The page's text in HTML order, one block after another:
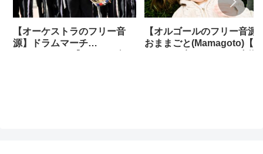
【オーケストラのフリー音
源】ドラムマーチ
【オルゴールのフリー音源
おままごと(Mamagoto)【赤